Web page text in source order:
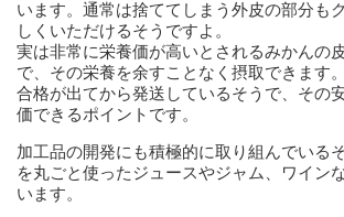
います。通常は捨ててしまう外皮の部分も
しくいただけるそうですよ。
実は非常に栄養価が高いとされるみかんの
で、その栄養を余すことなく摂取できます
合格が出てから発送しているそうで、その
価できるポイントです。
加工品の開発にも積極的に取り組んでいる
を丸ごと使ったジュースやジャム、ワイン
います。